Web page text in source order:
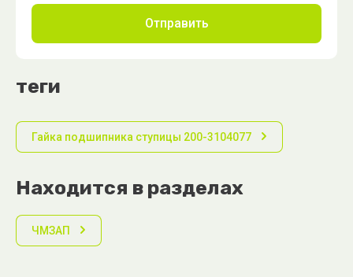
Отправить
теги
Гайка подшипника ступицы 200-3104077
Находится в разделах
ЧМЗАП